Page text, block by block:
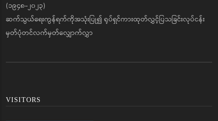
(၁၉၄၈-၂၀၂၃)
ဆက်သွယ်ရေးကွန်ရက်ကိုအသုံးပြု၍ ရုပ်ရှင်ကားထုတ်လွှင့်ပြသခြင်းလုပ်ငန်း
မှတ်ပုံတင်လက်မှတ်လျှောက်လွှာ
VISITORS